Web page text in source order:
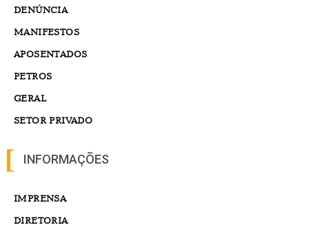
DENÚNCIA
MANIFESTOS
APOSENTADOS
PETROS
GERAL
SETOR PRIVADO
INFORMAÇÕES
IMPRENSA
DIRETORIA